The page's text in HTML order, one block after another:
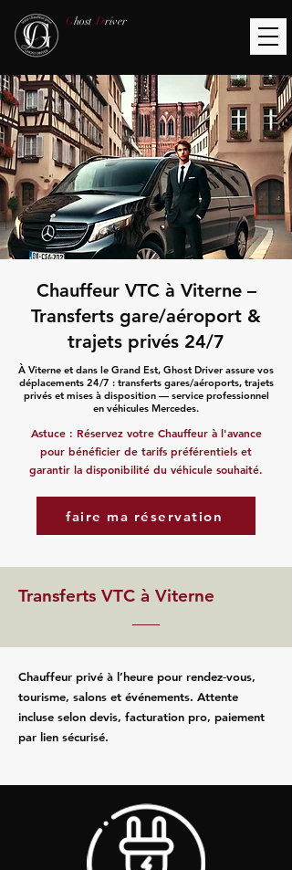
Ghost Driver
Chauffeur VTC à Viterne –
Transferts gare/aéroport &
trajets privés 24/7
À Viterne et dans le Grand Est, Ghost Driver assure vos
déplacements 24/7 : transferts gares/aéroports, trajets
privés et mises à disposition — service professionnel
en véhicules Mercedes.
Astuce : Réservez votre Chauffeur à l'avance
pour bénéficier de tarifs préférentiels et
garantir la disponibilité du véhicule souhaité.
faire ma réservation
Transferts VTC à Viterne
Chauffeur privé à l’heure pour rendez‑vous,
tourisme, salons et événements. Attente
incluse selon devis, facturation pro, paiement
par lien sécurisé.